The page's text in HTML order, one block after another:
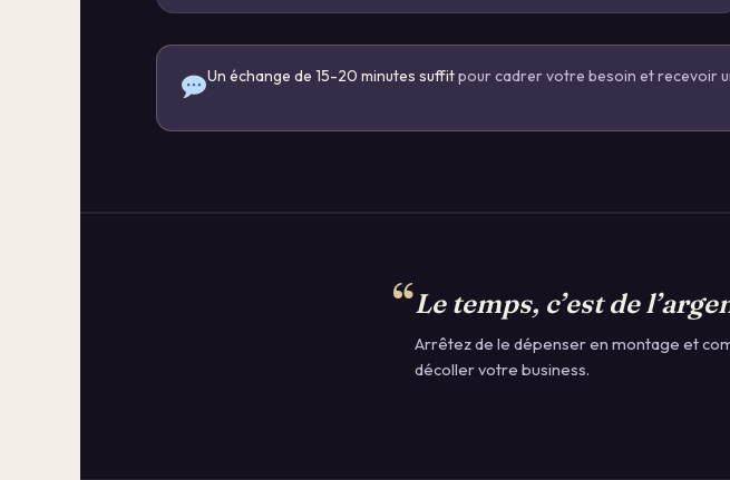
Un échange de 15-20 minutes suffitpour cadrer votre besoin et recevoir
“Le temps, c’est de
Arrêtez de le dépenser en montage et
décoller votre business.